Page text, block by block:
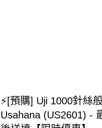
⚡[預購] Uji 1000針絲
Usahana (US2601) -